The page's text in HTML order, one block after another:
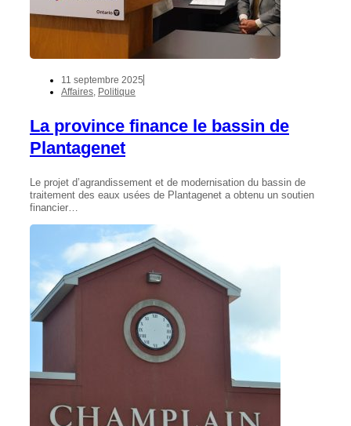
11 septembre 2025
Affaires Politique
La province finance le bassin de
Plantagenet
Le projet d’agrandissement et de modernisation du bassin de
traitement des eaux usées de Plantagenet a obtenu un soutien
financier…